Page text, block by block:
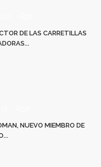
DE LAS CARRETILLAS
NUEVO MIEMBRO DE